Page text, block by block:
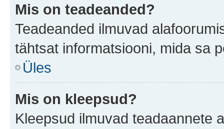
Mis on teadeanded?
Teadeanded ilmuvad
tähtsat informatsiooni, mida sa
Üles
Mis on kleepsud?
Kleepsud ilmuvad teadaannete